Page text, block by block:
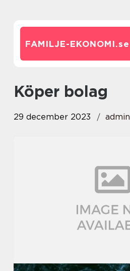
FAMILJE-EKONOMI.se
köper bolag
29 december 2023 admin